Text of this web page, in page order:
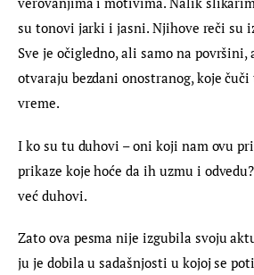
su tonovi jarki i jasni. Njihove reči su
Sve je očigledno, ali samo na površini,
otvaraju bezdani onostranog, koje čuči
vreme.
I ko su tu duhovi – oni koji nam ovu
prikaze koje hoće da ih uzmu i
već duhovi.
Zato ova pesma nije izgubila svoju
ju je dobila u sadašnjosti u kojoj se